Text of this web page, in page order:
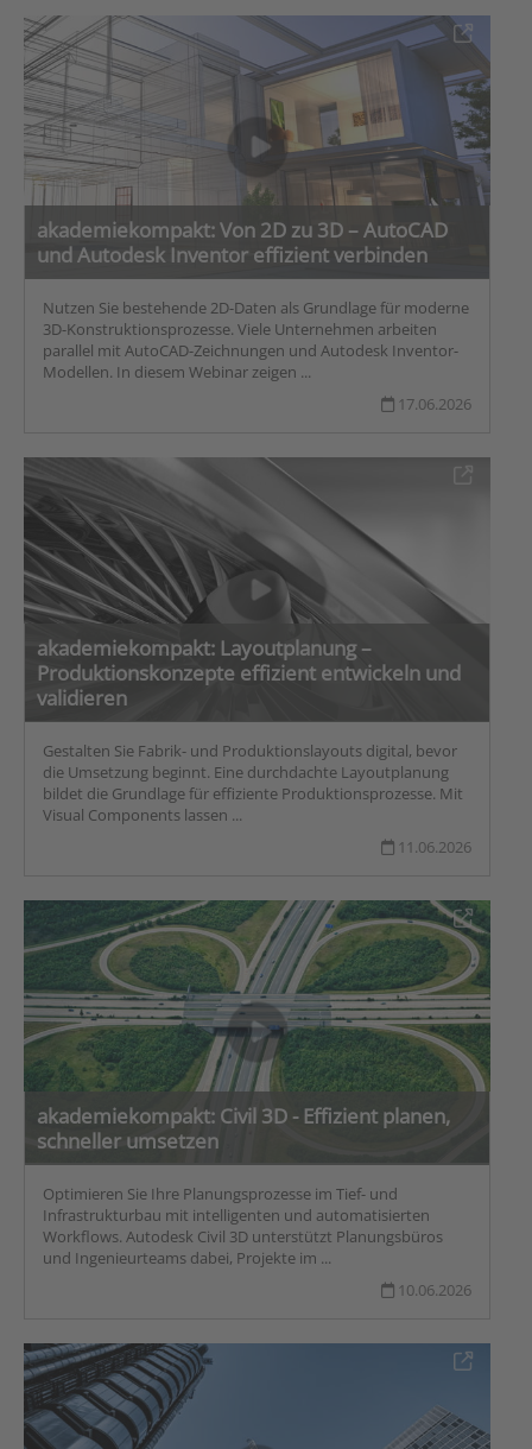
akademiekompakt: Von 2D zu 3D – AutoCAD
und Autodesk Inventor effizient verbinden
Nutzen Sie bestehende 2D-Daten als Grundlage für moderne
3D-Konstruktionsprozesse. Viele Unternehmen arbeiten
parallel mit AutoCAD-Zeichnungen und Autodesk Inventor-
Modellen. In diesem Webinar zeigen ...
17.06.2026
akademiekompakt: Layoutplanung –
Produktionskonzepte effizient entwickeln und
validieren
Gestalten Sie Fabrik- und Produktionslayouts digital, bevor
die Umsetzung beginnt. Eine durchdachte Layoutplanung
bildet die Grundlage für effiziente Produktionsprozesse. Mit
Visual Components lassen ...
11.06.2026
akademiekompakt: Civil 3D - Effizient planen,
schneller umsetzen
Optimieren Sie Ihre Planungsprozesse im Tief- und
Infrastrukturbau mit intelligenten und automatisierten
Workflows. Autodesk Civil 3D unterstützt Planungsbüros
und Ingenieurteams dabei, Projekte im ...
10.06.2026